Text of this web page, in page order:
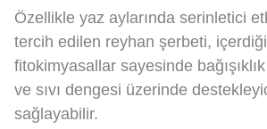
Özellikle yaz aylarında serinletici
tercih edilen reyhan şerbeti,
fitokimyasallar sayesinde
ve sıvı dengesi üzerinde
sağlayabilir.